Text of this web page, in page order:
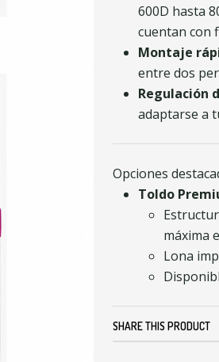
600D hasta
cuentan con
Montaje
entre dos
Regulación
adaptarse a
Opciones
Toldo
máxima
Lona
SHARE THIS PRODUCT